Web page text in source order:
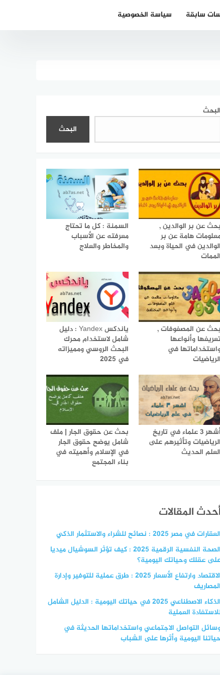
سابقة سياسة الخصوصية
البحث
البحث
بحث عن بر الوالدين ,
هامة عن بر
الوالدين في الحياة وبعد
الممات
السمنة : كل ما تحتاج
معرفته عن الأسباب
والمخاطر والعلاج
بحث عن المصفوفات ,
وأنواعها
في
الرياضيات
ياندكس Yandex : دليل
شامل لاستخدام محرك
البحث الروسي ومميزاته
في 2025
أشهر 3 علماء في تاريخ
الرياضيات وتأثيرهم على
العلم الحديث
بحث عن حقوق الجار | ملف
شامل يوضح حقوق الجار
في الإسلام وأهميته في
بناء المجتمع
المقالات
العقارات في مصر 2025 : نصائح للشراء والاستثمار الذكي
الصحة النفسية الرقمية 2025 : كيف تؤثر السوشيال ميديا
عقلك وحياتك اليومية؟
الاقتصاد وارتفاع الأسعار 2025 : طرق عملية للتوفير وإدارة
المصاريف
الذكاء الاصطناعي 2025 في حياتك اليومية : الدليل الشامل
العملية
التواصل الاجتماعي واستخداماتها الحديثة في
حياتنا اليومية وأثرها على الشباب